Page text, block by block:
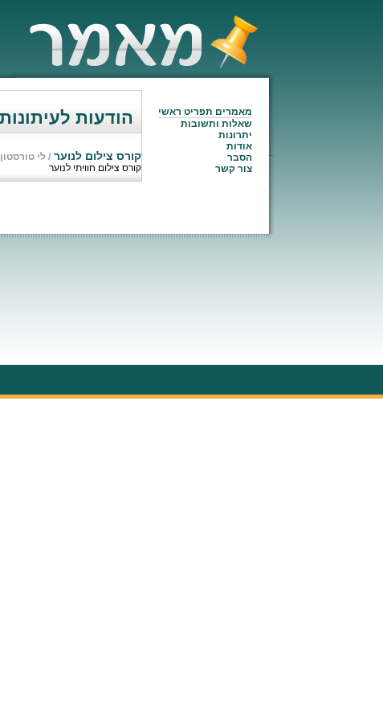
הודעות
קורס צילום לנוער/לי
קורס צילום חוויתי לנוער
מאמרים תפריט ראשי
שאלות ותשובות
יתרונות
אודות
הסבר
צור קשר